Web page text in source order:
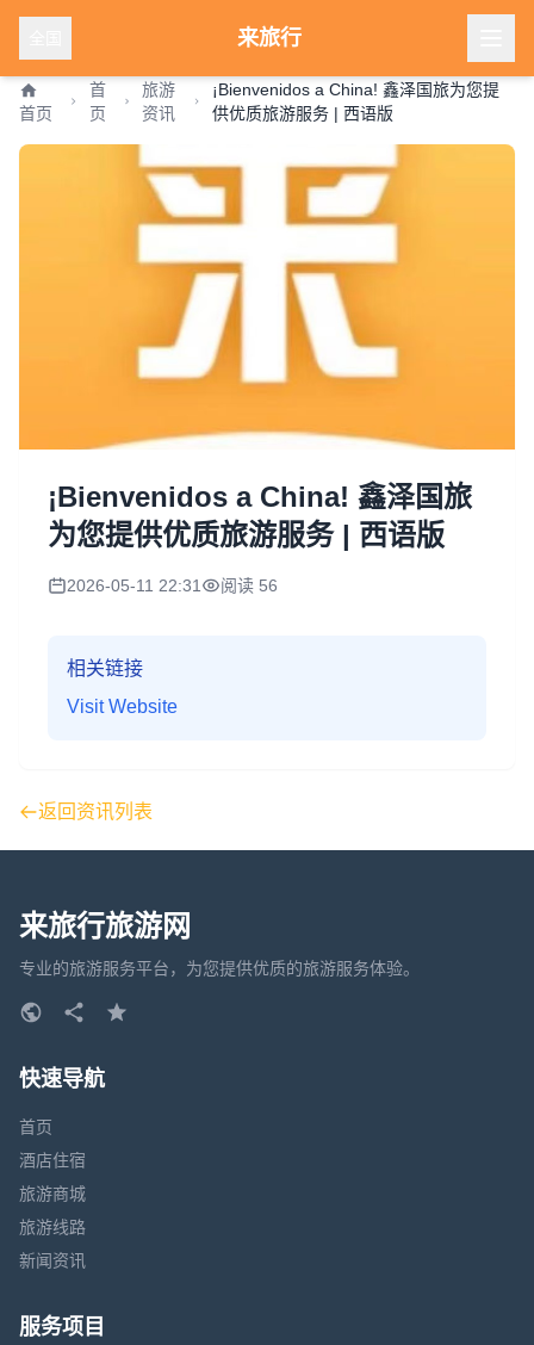
来旅行
首页
首
页
旅游
资讯
¡Bienvenidos a China! 鑫泽国旅为您提
供优质旅游服务 | 西语版
¡Bienvenidos a China! 鑫泽国旅
为您提供优质旅游服务 | 西语版
2026-05-11 22:31 阅读 56
相关链接
Visit Website
返回资讯列表
来旅行旅游网
专业的旅游服务平台，为您提供优质的旅游服务体验。
快速导航
首页
酒店住宿
旅游商城
旅游线路
新闻资讯
服务项目